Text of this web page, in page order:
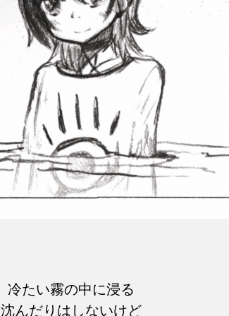
冷たい霧の中に浸る
沈んだりはしないけど